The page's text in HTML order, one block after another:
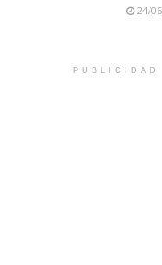
24/
PUBLICIDAD